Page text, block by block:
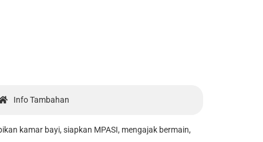
Info Tambahan
kamar bayi, siapkan MPASI, mengajak bermain,